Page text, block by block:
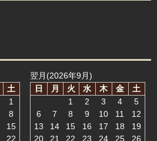
土
1
8
15
22
翌月(2026年9月)
日
月 火 水 木 金
土
1
2 3 4
5
6
7 8 9 10 11
12
13
14 15 16 17 18
19
20
21 22 23 24 25
26